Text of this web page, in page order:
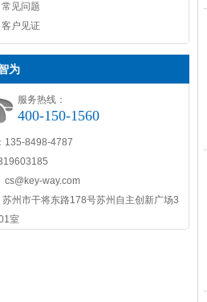
常见问题
客户见证
为
服务热线：
400-150-1560
135-8498-4787
cs@key-way.com
苏州市干将东路178号苏州自主创新广场3
室